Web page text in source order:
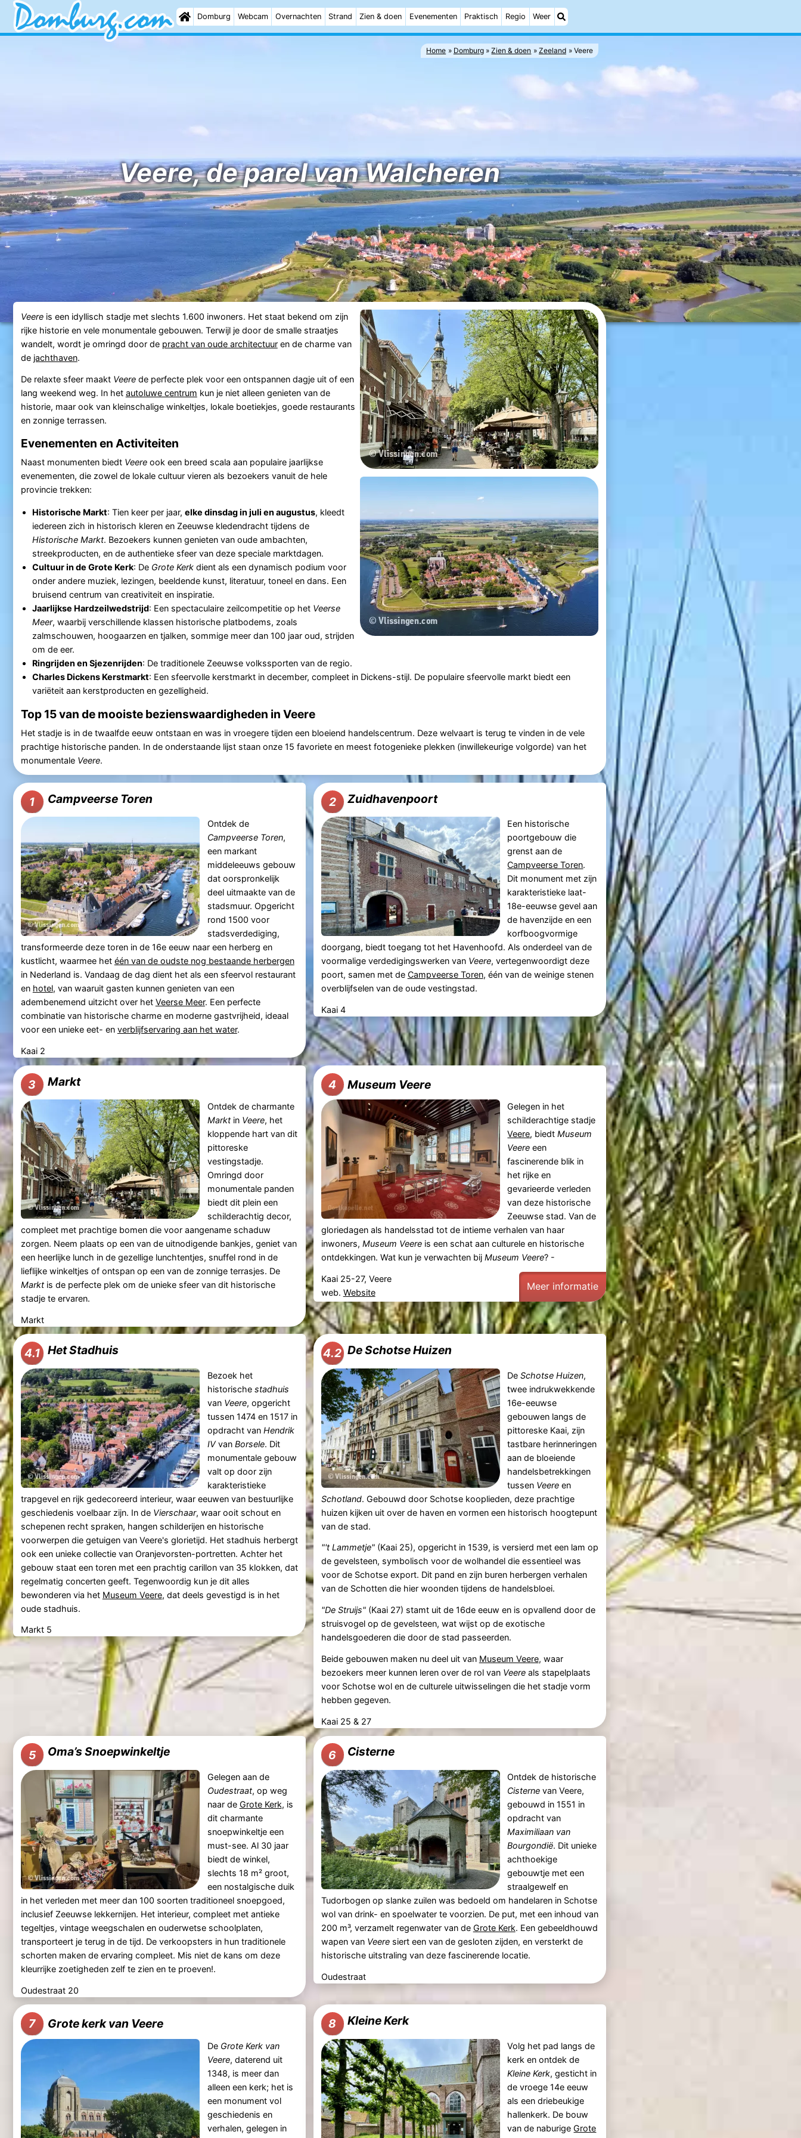
Domburg Webcam Overnachten Strand Zien & doen Evenementen Praktisch Regio Weer
Home Domburg Zien & doen Zeeland Veere
Veere, de parel van Walcheren
Veereis een idyllisch stadje met slechts 1.600 inwoners. Het staat bekend om zijn
rijke historie en vele monumentale gebouwen. Terwijl je door de smalle straatjes
wandelt, wordt je omringd door de pracht van oude architectuuren de charme van
de jachthaven.
De relaxte sfeer maakt Veerede perfecte plek voor een ontspannen dagje uit of een
lang weekend weg. In het autoluwe centrum kun je niet alleen genieten van de
historie, maar ook van kleinschalige winkeltjes, lokale boetiekjes, goede restaurants
en zonnige terrassen.
Evenementen en Activiteiten
Naast monumenten biedt Veereook een breed scala aan populaire jaarlijkse
evenementen, die zowel de lokale cultuur vieren als bezoekers vanuit de hele
provincie trekken:
Historische Markt: Tien keer per jaar, elke dinsdag in juli en augustus, kleedt
iedereen zich in historisch kleren en Zeeuwse kledendracht tijdens de
Historische Markt. Bezoekers kunnen genieten van oude ambachten,
streekproducten, en de authentieke sfeer van deze speciale marktdagen.
Cultuur in de Grote Kerk: De Grote Kerkdient als een dynamisch podium voor
onder andere muziek, lezingen, beeldende kunst, literatuur, toneel en dans. Een
bruisend centrum van creativiteit en inspiratie.
Jaarlijkse Hardzeilwedstrijd: Een spectaculaire zeilcompetitie op het Veerse
Meer, waarbij verschillende klassen historische platbodems, zoals
zalmschouwen, hoogaarzen en tjalken, sommige meer dan 100 jaar oud, strijden
om de eer.
Ringrijden en Sjezenrijden: De traditionele Zeeuwse volkssporten van de regio.
Charles Dickens Kerstmarkt: Een sfeervolle kerstmarkt in december, compleet in Dickens-stijl. De populaire sfeervolle markt biedt een
variëteit aan kerstproducten en gezelligheid.
Top 15 van de mooiste bezienswaardigheden in Veere
Het stadje is in de twaalfde eeuw ontstaan en was in vroegere tijden een bloeiend handelscentrum. Deze welvaart is terug te vinden in de vele
prachtige historische panden. In de onderstaande lijst staan onze 15 favoriete en meest fotogenieke plekken (inwillekeurige volgorde) van het
monumentale Veere.
1 Campveerse Toren
Ontdek de
Campveerse Toren,
een markant
middeleeuws gebouw
dat oorspronkelijk
deel uitmaakte van de
stadsmuur. Opgericht
rond 1500 voor
stadsverdediging,
transformeerde deze toren in de 16e eeuw naar een herberg en
kustlicht, waarmee het één van de oudste nog bestaande herbergen
in Nederland is. Vandaag de dag dient het als een sfeervol restaurant
en hotel, van waaruit gasten kunnen genieten van een
adembenemend uitzicht over het Veerse Meer. Een perfecte
combinatie van historische charme en moderne gastvrijheid, ideaal
voor een unieke eet- en verblijfservaring aan het water.
Kaai 2
2 Zuidhavenpoort
Een historische
poortgebouw die
grenst aan de
Campveerse Toren.
Dit monument met zijn
karakteristieke laat-
18e-eeuwse gevel aan
de havenzijde en een
korfboogvormige
doorgang, biedt toegang tot het Havenhoofd. Als onderdeel van de
voormalige verdedigingswerken van Veere, vertegenwoordigt deze
poort, samen met de Campveerse Toren, één van de weinige stenen
overblijfselen van de oude vestingstad.
Kaai 4
3 Markt
Ontdek de charmante
Marktin Veere, het
kloppende hart van dit
pittoreske
vestingstadje.
Omringd door
monumentale panden
biedt dit plein een
schilderachtig decor,
compleet met prachtige bomen die voor aangename schaduw
zorgen. Neem plaats op een van de uitnodigende bankjes, geniet van
een heerlijke lunch in de gezellige lunchtentjes, snuffel rond in de
lieflijke winkeltjes of ontspan op een van de zonnige terrasjes. De
Marktis de perfecte plek om de unieke sfeer van dit historische
stadje te ervaren.
Markt
4 Museum Veere
Gelegen in het
schilderachtige stadje
Veere, biedtMuseum
Veere een
fascinerende blik in
het rijke en
gevarieerde verleden
van deze historische
Zeeuwse stad. Van de
gloriedagen als handelsstad tot de intieme verhalen van haar
inwoners, Museum Veereis een schat aan culturele en historische
ontdekkingen. Wat kun je verwachten bij Museum Veere? -
Kaai 25-27, Veere
web. Website Meer informatie
4.1 Het Stadhuis
Bezoek het
historische stadhuis
van Veere, opgericht
tussen 1474 en 1517 in
opdracht van Hendrik
IVvan Borsele. Dit
monumentale gebouw
valt op door zijn
karakteristieke
trapgevel en rijk gedecoreerd interieur, waar eeuwen van bestuurlijke
geschiedenis voelbaar zijn. In de Vierschaar, waar ooit schout en
schepenen recht spraken, hangen schilderijen en historische
voorwerpen die getuigen van Veere's glorietijd. Het stadhuis herbergt
ook een unieke collectie van Oranjevorsten-portretten. Achter het
gebouw staat een toren met een prachtig carillon van 35 klokken, dat
regelmatig concerten geeft. Tegenwoordig kun je dit alles
bewonderen via het Museum Veere, dat deels gevestigd is in het
oude stadhuis.
Markt 5
4.2 De Schotse Huizen
DeSchotse Huizen,
twee indrukwekkende
16e-eeuwse
gebouwen langs de
pittoreske Kaai, zijn
tastbare herinneringen
aan de bloeiende
handelsbetrekkingen
tussen Veere en
Schotland. Gebouwd door Schotse kooplieden, deze prachtige
huizen kijken uit over de haven en vormen een historisch hoogtepunt
van de stad.
"'t Lammetje"(Kaai 25), opgericht in 1539, is versierd met een lam op
de gevelsteen, symbolisch voor de wolhandel die essentieel was
voor de Schotse export. Dit pand en zijn buren herbergen verhalen
van de Schotten die hier woonden tijdens de handelsbloei.
"De Struijs"(Kaai 27) stamt uit de 16de eeuw en is opvallend door de
struisvogel op de gevelsteen, wat wijst op de exotische
handelsgoederen die door de stad passeerden.
Beide gebouwen maken nu deel uit van Museum Veere, waar
bezoekers meer kunnen leren over de rol van Veereals stapelplaats
voor Schotse wol en de culturele uitwisselingen die het stadje vorm
hebben gegeven.
Kaai 25 & 27
5 Oma’s Snoepwinkeltje
Gelegen aan de
Oudestraat, op weg
naar de Grote Kerk, is
dit charmante
snoepwinkeltje een
must-see. Al 30 jaar
biedt de winkel,
slechts 18 m² groot,
een nostalgische duik
in het verleden met meer dan 100 soorten traditioneel snoepgoed,
inclusief Zeeuwse lekkernijen. Het interieur, compleet met antieke
tegeltjes, vintage weegschalen en ouderwetse schoolplaten,
transporteert je terug in de tijd. De verkoopsters in hun traditionele
schorten maken de ervaring compleet. Mis niet de kans om deze
kleurrijke zoetigheden zelf te zien en te proeven!.
Oudestraat 20
6 Cisterne
Ontdek de historische
Cisterne van Veere,
gebouwd in 1551 in
opdracht van
Maximiliaan van
Bourgondië. Dit unieke
achthoekige
gebouwtje met een
straalgewelf en
Tudorbogen op slanke zuilen was bedoeld om handelaren in Schotse
wol van drink- en spoelwater te voorzien. De put, met een inhoud van
200 m³, verzamelt regenwater van de Grote Kerk. Een gebeeldhouwd
wapen van Veeresiert een van de gesloten zijden, en versterkt de
historische uitstraling van deze fascinerende locatie.
Oudestraat
7 Grote kerk van Veere
De Grote Kerk van
Veere, daterend uit
1348, is meer dan
alleen een kerk; het is
een monument vol
geschiedenis en
verhalen, gelegen in
8 Kleine Kerk
Volg het pad langs de
kerk en ontdek de
Kleine Kerk, gesticht in
de vroege 14e eeuw
als een driebeukige
hallenkerk. De bouw
van de naburigeGrote